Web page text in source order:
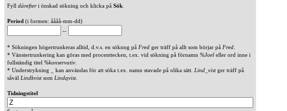
Fyll därefteri önskad sökning och klicka på Sök
Period (i formen: åååå-mm-dd)
--
* Sökningen högertrunkeras alltid, d.v.s. en söknng på Fred ger träff på allt som börjar på Fred
* Vänstertrunkering kan göras med procenttecken, t.ex. vid sökning på förnamn %Joel eller ord inne i
fullständig titel %konservativ
* Understrykning _ kan användas för att söka t.ex. namn stavade på olika sätt. Lind_vistger träff på
såväl Lindkvistsom Lindqvist.
Tidningstitel